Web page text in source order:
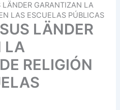
GARANTIZAN LA
LAS ESCUELAS PÚBLICAS
LÄNDER
LA
RELIGIÓN